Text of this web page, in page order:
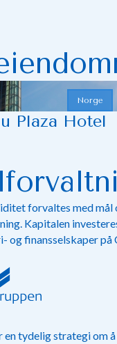
Norge
Plaza Hotel
forvaltes med mål
Kapitalen
og finansselskaper på
i høyrente-
i nordiske banker og
en tydelig strategi om